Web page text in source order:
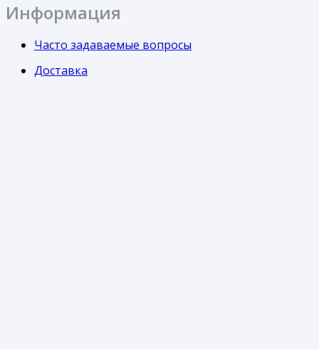
Информация
Часто задаваемые вопросы
Доставка